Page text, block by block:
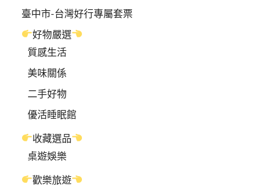
臺中市-台灣好行專屬套票
好物嚴選
質感生活
美味關係
二手好物
優活睡眠館
收藏選品
桌遊娛樂
歡樂旅遊